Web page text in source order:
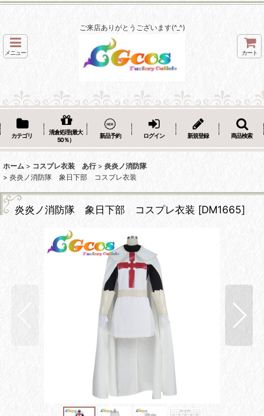
ご来店ありがとうございます(^_^)
メニュー カート
カテゴリ
清倉処理(最大
50％）
新品予約 ログイン 新規登録 商品検索
ホーム > コスプレ衣装 あ行 > 炎炎ノ消防隊
> 炎炎ノ消防隊 象日下部 コスプレ衣装
炎炎ノ消防隊 象日下部 コスプレ衣装 [DM1665]